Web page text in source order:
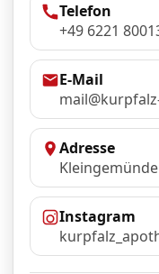
Telefon
+49 6221
E‑Mail
Adresse
Instagram